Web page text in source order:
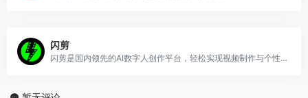
闪剪
闪剪是国内领先的AI数字人创作平台，轻松实现视频制作与个性化定制